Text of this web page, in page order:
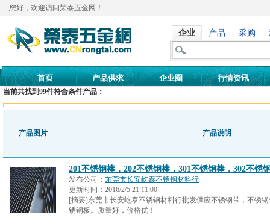
您好，欢迎访问荣泰五金网！
企业 产品 采购
首页 产品供求 企业圈 行情资讯
当前共找到99件符合条件产品：
产品图片 产品说明
201不锈钢棒，202不锈钢棒，301不锈钢棒，302不锈
发布公司： 东莞市长安屹泰不锈钢材料行
更新时间： 2016/2/5 21:11:00
[摘要]东莞市长安屹泰不锈钢材料行批发供应不锈钢带，不锈
锈钢板。质量好，价格优！